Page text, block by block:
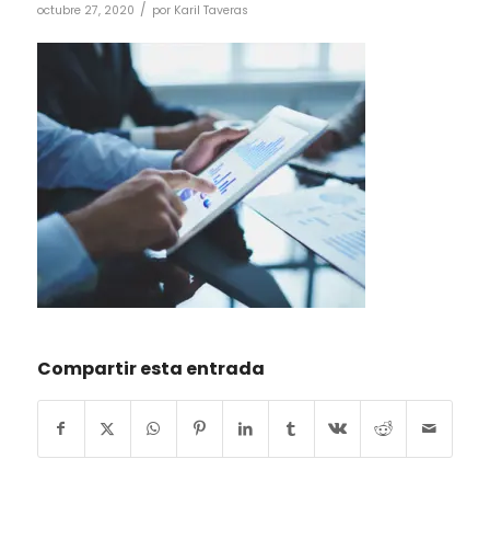
octubre 27, 2020 / por Karil Taveras
Compartir esta entrada